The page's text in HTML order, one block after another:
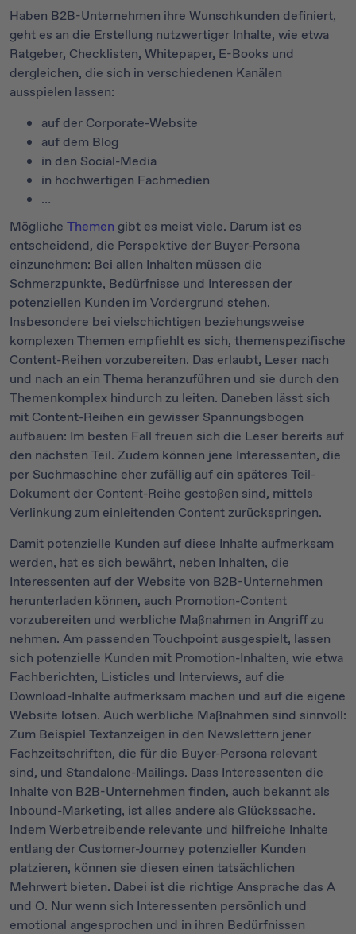
Haben B2B-Unternehmen ihre Wunschkunden definiert,
geht es an die Erstellung nutzwertiger Inhalte, wie etwa
Ratgeber, Checklisten, Whitepaper, E-Books und
dergleichen, die sich in verschiedenen Kanälen
ausspielen lassen:
auf der Corporate-Website
auf dem Blog
in den Social-Media
in hochwertigen Fachmedien
…
Mögliche Themen gibt es meist viele. Darum ist es
entscheidend, die Perspektive der Buyer-Persona
einzunehmen: Bei allen Inhalten müssen die
Schmerzpunkte, Bedürfnisse und Interessen der
potenziellen Kunden im Vordergrund stehen.
Insbesondere bei vielschichtigen beziehungsweise
komplexen Themen empfiehlt es sich, themenspezifische
Content-Reihen vorzubereiten. Das erlaubt, Leser nach
und nach an ein Thema heranzuführen und sie durch den
Themenkomplex hindurch zu leiten. Daneben lässt sich
mit Content-Reihen ein gewisser Spannungsbogen
aufbauen: Im besten Fall freuen sich die Leser bereits auf
den nächsten Teil. Zudem können jene Interessenten, die
per Suchmaschine eher zufällig auf ein späteres Teil-
Dokument der Content-Reihe gestoßen sind, mittels
Verlinkung zum einleitenden Content zurückspringen.
Damit potenzielle Kunden auf diese Inhalte aufmerksam
werden, hat es sich bewährt, neben Inhalten, die
Interessenten auf der Website von B2B-Unternehmen
herunterladen können, auch Promotion-Content
vorzubereiten und werbliche Maßnahmen in Angriff zu
nehmen. Am passenden Touchpoint ausgespielt, lassen
sich potenzielle Kunden mit Promotion-Inhalten, wie etwa
Fachberichten, Listicles und Interviews, auf die
Download-Inhalte aufmerksam machen und auf die eigene
Website lotsen. Auch werbliche Maßnahmen sind sinnvoll:
Zum Beispiel Textanzeigen in den Newslettern jener
Fachzeitschriften, die für die Buyer-Persona relevant
sind, und Standalone-Mailings. Dass Interessenten die
Inhalte von B2B-Unternehmen finden, auch bekannt als
Inbound-Marketing, ist alles andere als Glückssache.
Indem Werbetreibende relevante und hilfreiche Inhalte
entlang der Customer-Journey potenzieller Kunden
platzieren, können sie diesen einen tatsächlichen
Mehrwert bieten. Dabei ist die richtige Ansprache das A
und O. Nur wenn sich Interessenten persönlich und
emotional angesprochen und in ihren Bedürfnissen